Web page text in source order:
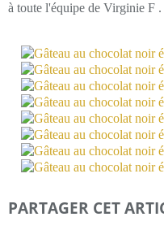
à toute l'équipe de Virginie F .
PARTAGER CET